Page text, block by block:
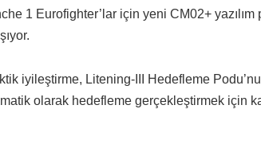
1 Eurofighter’lar için yeni CM02+
iyileştirme, Litening-III Hedefleme
olarak hedefleme gerçekleştirmek için